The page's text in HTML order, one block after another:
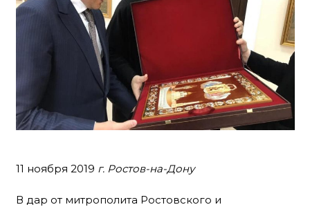
11 ноября 2019 г. Ростов-на-Дону
В дар от митрополита Ростовского и